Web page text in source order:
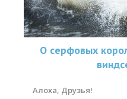
О серфовых
Алоха, Друзья!